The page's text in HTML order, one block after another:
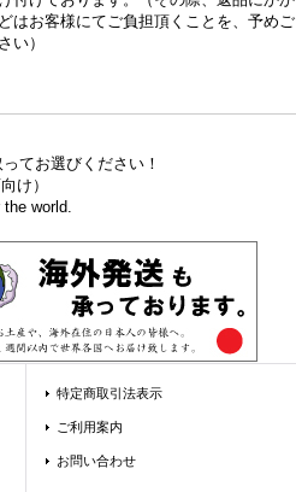
はお客様にてご負担頂くことを、予めご
い）
てお選びください！
向け）
world.
特定商取引法表示
ご利用案内
お問い合わせ